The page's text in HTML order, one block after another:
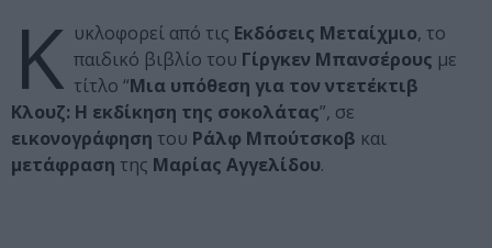
Κ υκλοφορεί από τις Εκδόσεις Μεταίχμιο, το
παιδικό βιβλίο του Γίργκεν Μπανσέρους με
τίτλο “Μια υπόθεση για τον ντετέκτιβ
Κλουζ: Η εκδίκηση της σοκολάτας”, σε
εικονογράφηση του Ράλφ Μπούτσκοβ και
μετάφραση της Μαρίας Αγγελίδου.